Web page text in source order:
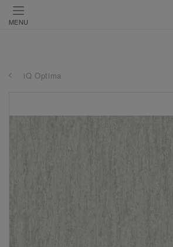
MENU
iQ Optima